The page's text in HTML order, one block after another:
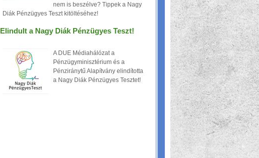
nem is beszélve? Tippek a Nagy
Diák Pénzügyes Teszt kitöltéséhez!
Elindult a Nagy Diák Pénzügyes Teszt!
A DUE Médiahálózat a
Pénzügyminisztérium és a
Pénziránytű Alapítvány elindította
a Nagy Diák Pénzügyes Tesztet!